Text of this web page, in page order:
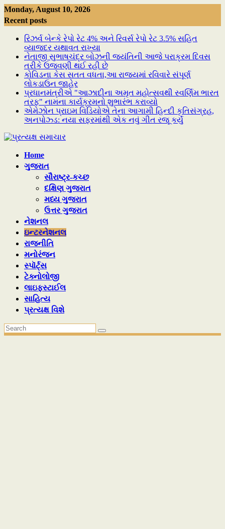
Skip
to
content
Monday, August 10, 2026
Recent posts
રિઝર્વ બેન્કે રેપો રેટ 4% અને રિવર્સ રેપો રેટ 3.5% સહિત
વ્યાજદર યથાવત રાખ્યા
નેતાજી સુભાષચંદ્ર બોઝની જયંતિની આજે પરાક્રમ દિવસ
તરીકે ઉજવણી થઈ રહી છે
કોવિડના કેસ સતત વધતા,આ રાજ્યમાં રવિવારે સંપૂર્ણ
લોકડાઉન જાહેર
પ્રધાનમંત્રીએ "આઝાદીના અમૃત મહોત્સવથી સ્વર્ણિમ ભારત
તરફ" નામના કાર્યક્રમનો શુભારંભ કરાવ્યો
એમેઝોન પ્રાઇમ વિડિયોએ તેના આગામી હિન્દી કૃતિસંગ્રહ,
અનપોઝ્ડ: નયા સફરમાંથી એક નવું ગીત રજૂ કર્યું
Home
ગુજરાત
સૌરાષ્ટ્ર-કચ્છ
દક્ષિણ ગુજરાત
મધ્ય ગુજરાત
ઉત્તર ગુજરાત
નેશનલ
ઇન્ટરનેશનલ
રાજનીતિ
મનોરંજન
સ્પૉર્ટ્સ
ટેક્નોલોજી
લાઇફસ્ટાઈલ
સાહિત્ય
પ્રત્યક્ષ વિશે